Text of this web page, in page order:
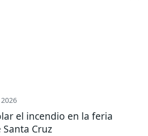
el incendio en la feria
Cruz